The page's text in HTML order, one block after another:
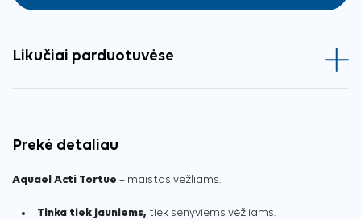
Likučiai parduotuvėse
Prekė detaliau
Aquael Acti Tortue – maistas vėžliams.
Tinka tiek jauniems, tiek senyviems vėžliams.